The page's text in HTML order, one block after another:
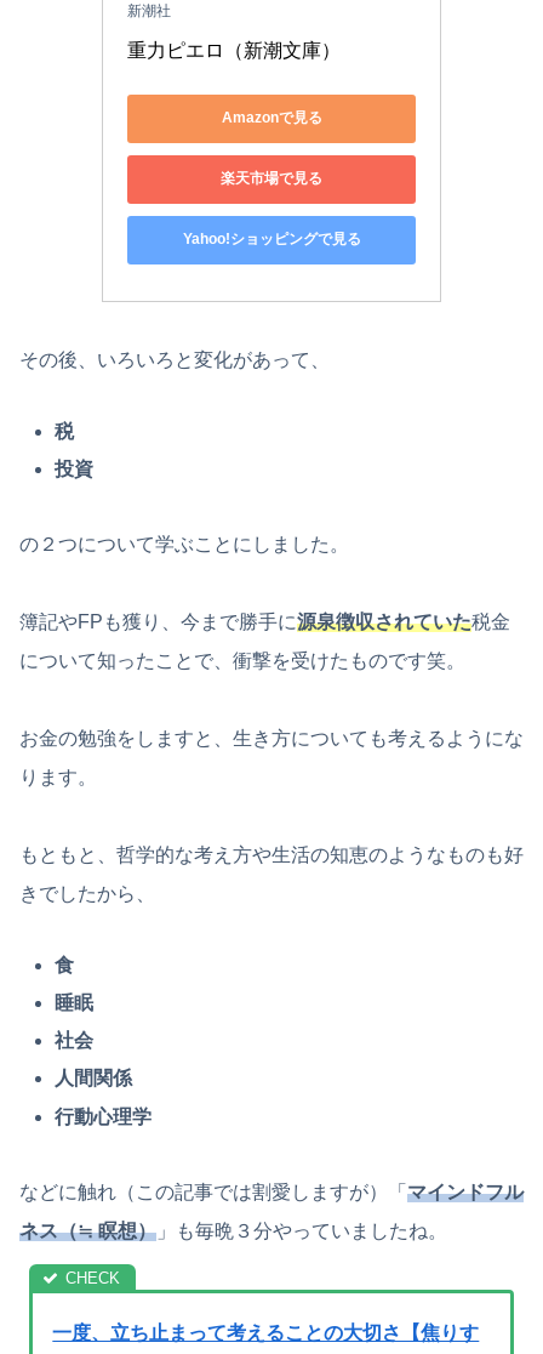
新潮社
重力ピエロ（新潮文庫）
Amazonで見る
楽天市場で見る
Yahoo!ショッピングで見る
その後、いろいろと変化があって、
税
投資
の２つについて学ぶことにしました。
簿記やFPも獲り、今まで勝手に源泉徴収されていた税金
について知ったことで、衝撃を受けたものです笑。
お金の勉強をしますと、生き方についても考えるようにな
ります。
もともと、哲学的な考え方や生活の知恵のようなものも好
きでしたから、
食
睡眠
社会
人間関係
行動心理学
などに触れ（この記事では割愛しますが）「 マインドフル
ネス（≒ 瞑想） 」も毎晩３分やっていましたね。
一度、立ち止まって考えることの大切さ【焦りす